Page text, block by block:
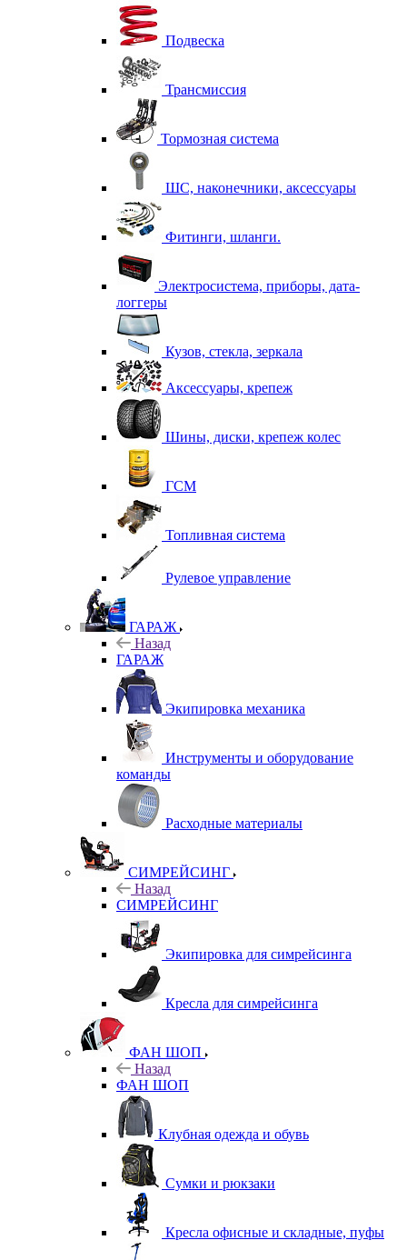
Подвеска
Трансмиссия
Тормозная система
ШС, наконечники, аксессуары
Фитинги, шланги.
Электросистема, приборы, дата-
логгеры
Кузов, стекла, зеркала
Аксессуары, крепеж
Шины, диски, крепеж колес
ГСМ
Топливная система
Рулевое управление
ГАРАЖ
Назад
ГАРАЖ
Экипировка механика
Инструменты и оборудование
команды
Расходные материалы
СИМРЕЙСИНГ
Назад
СИМРЕЙСИНГ
Экипировка для симрейсинга
Кресла для симрейсинга
ФАН ШОП
Назад
ФАН ШОП
Клубная одежда и обувь
Сумки и рюкзаки
Кресла офисные и складные, пуфы